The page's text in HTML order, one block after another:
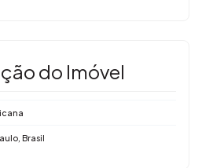
do Imóvel
Brasil